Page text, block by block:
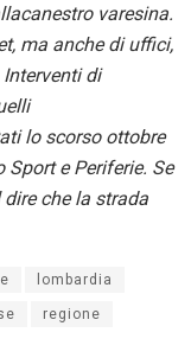
varesina.
ma anche di uffici,
di
lo scorso ottobre
e Periferie. Se
che la strada
lombardia
regione